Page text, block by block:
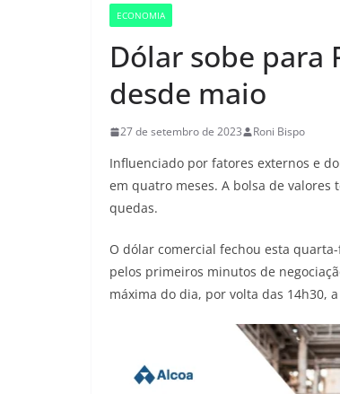
ECONOMIA
Dólar sobe para
desde maio
27 de setembro de 2023 Roni Bispo
Influenciado por fatores externos e
em quatro meses. A bolsa de
quedas.
O dólar comercial fechou esta quarta-
pelos primeiros minutos de
máxima do dia, por volta das 14h30,